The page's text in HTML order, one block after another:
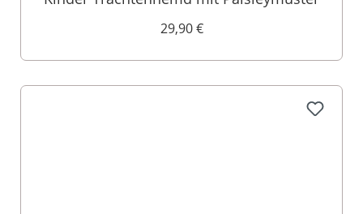
29,90 €